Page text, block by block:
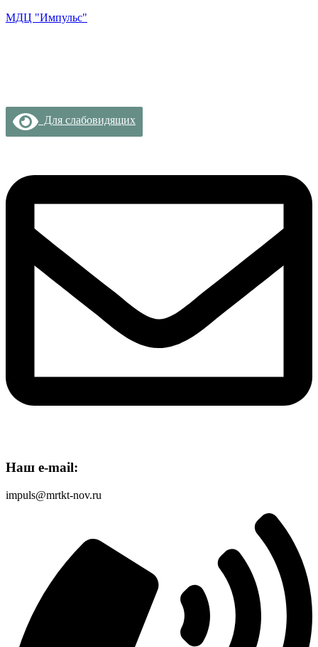
МДЦ "Импульс"
Для слабовидящих
Наш e-mail:
impuls@mrtkt-nov.ru